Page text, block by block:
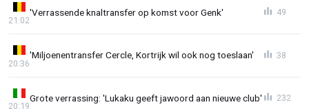
'Verrassende knaltransfer op komst voor Genk'
21:02
49
'Miljoenentransfer Cercle, Kortrijk wil ook nog toeslaan'
20:36
38
Grote verrassing: 'Lukaku geeft jawoord aan nieuwe club'
20:19
232